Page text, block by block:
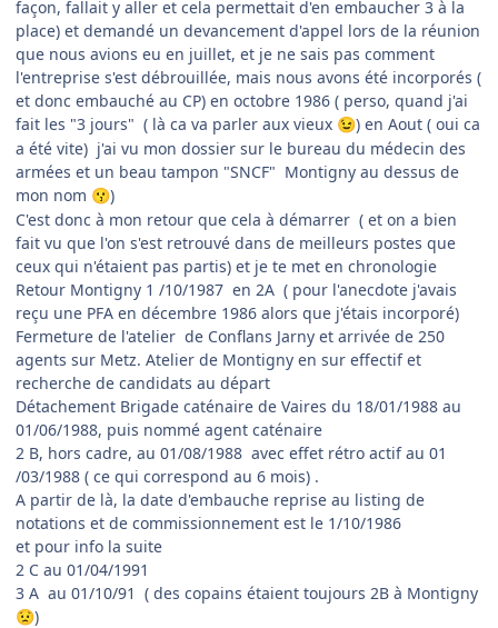
façon, fallait y aller et cela permettait d'en embaucher 3 à la
place) et demandé un devancement d'appel lors de la réunion
que nous avions eu en juillet, et je ne sais pas comment
l'entreprise s'est débrouillée, mais nous avons été incorporés (
et donc embauché au CP) en octobre 1986 ( perso, quand j'ai
fait les "3 jours" ( là ca va parler aux vieux 😉) en Aout ( oui ca
a été vite) j'ai vu mon dossier sur le bureau du médecin des
armées et un beau tampon "SNCF" Montigny au dessus de
mon nom 😗)
C'est donc à mon retour que cela à démarrer ( et on a bien
fait vu que l'on s'est retrouvé dans de meilleurs postes que
ceux qui n'étaient pas partis) et je te met en chronologie
Retour Montigny 1 /10/1987 en 2A ( pour l'anecdote j'avais
reçu une PFA en décembre 1986 alors que j'étais incorporé)
Fermeture de l'atelier de Conflans Jarny et arrivée de 250
agents sur Metz. Atelier de Montigny en sur effectif et
recherche de candidats au départ
Détachement Brigade caténaire de Vaires du 18/01/1988 au
01/06/1988, puis nommé agent caténaire
2 B, hors cadre, au 01/08/1988 avec effet rétro actif au 01
/03/1988 ( ce qui correspond au 6 mois) .
A partir de là, la date d'embauche reprise au listing de
notations et de commissionnement est le 1/10/1986
et pour info la suite
2 C au 01/04/1991
3 A au 01/10/91 ( des copains étaient toujours 2B à Montigny
😟)